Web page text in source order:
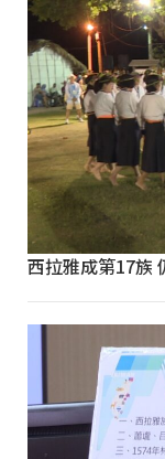
西拉雅成第17族